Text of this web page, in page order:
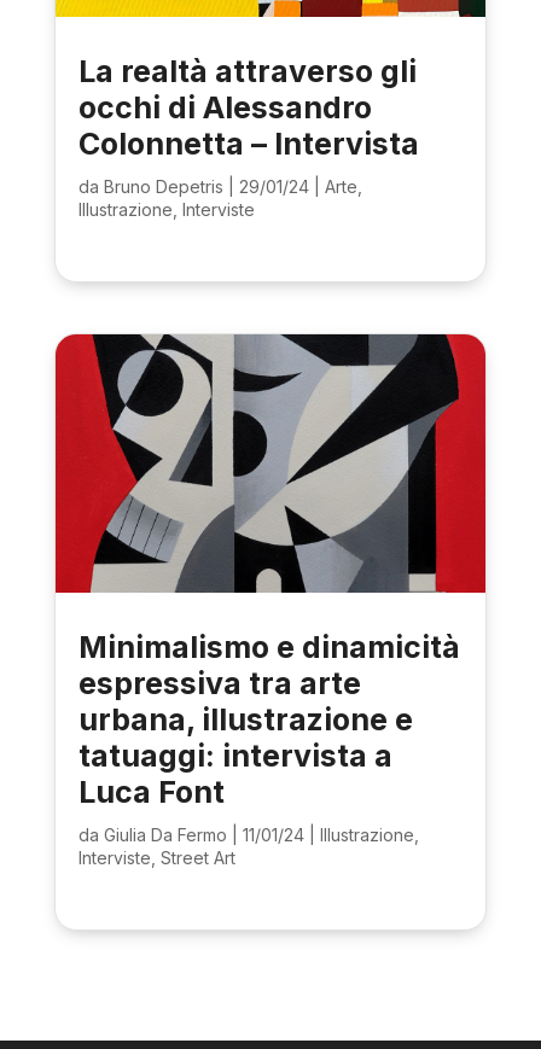
La realtà attraverso gli
occhi di Alessandro
Colonnetta – Intervista
da Bruno Depetris 29/01/24| Arte
Illustrazione Interviste
Minimalismo e dinamicità
espressiva tra arte
urbana, illustrazione e
tatuaggi: intervista a
Luca Font
da Giulia Da Fermo 11/01/24| Illustrazione
Interviste Street Art